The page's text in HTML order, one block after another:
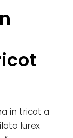
in tricot a
lurex